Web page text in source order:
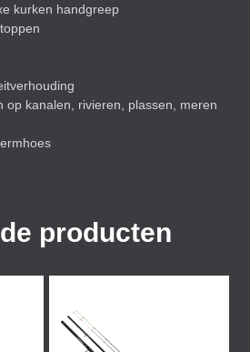
kurken handgreep
op kanalen, rivieren, plassen, meren
producten